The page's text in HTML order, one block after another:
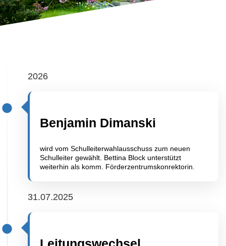
2026
Benjamin Dimanski
wird vom Schulleiterwahlausschuss zum neuen
Schulleiter gewählt. Bettina Block unterstützt
weiterhin als komm. Förderzentrumskonrektorin.
31.07.2025